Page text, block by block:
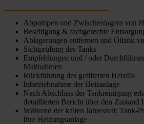
Abpumpen und Zwischenlagern von
Beseitigung & fachgerechte
Ablagerungen entfernen und Öltank
Sichtprüfung des Tanks
Empfehlungen und / oder
Maßnahmen
Rückführung des gefilterten Heizöls
Inbetriebnahme der Heizanlage
Nach Abschluss der Tankreinigung
detaillierten Bericht über den Zustand
Während der kalten Jahreszeit: Tank-
Ihre Heizungsanlage